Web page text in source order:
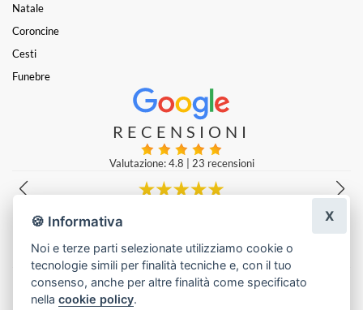
Natale
Coroncine
Cesti
Funebre
RECENSIONI
Valutazione: 4.8 23 recensioni
Vengo dalla Germania e ho fatto realizzare qui un mazzo di fiori... Il fi
orista del negozio di fiori ha fatto un lavoro davvero splendido...
Beate Boni|Ultima modifica: 2 anni fa
Lascia una recensione
🍪 Informativa
Noi e terze parti selezionate utilizziamo cookie o
tecnologie simili per finalità tecniche e, con il tuo
consenso, anche per altre finalità come specificato
nellacookie policy.
X